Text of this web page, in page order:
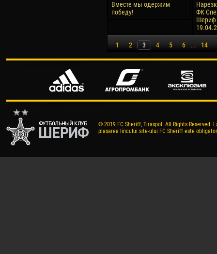
Вместе мы одержим
победу!
ФК
Шериф
1 2 3 4 5 6 ... 14
© 2019 FC Sheriff, Tiraspol. All Rights
plasarea lincului site-ului FC Sheriff este